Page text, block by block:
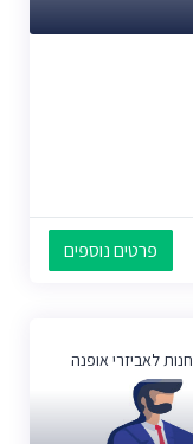
פרטים נוספים
חנות לאביזרי אופנה